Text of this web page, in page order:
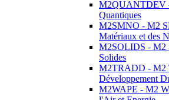
M2QUANTDEV
Quantiques
M2SMNO - M2
Matériaux et des
M2SOLIDS - M2
Solides
M2TRADD - M2
Développement
M2WAPE - M2